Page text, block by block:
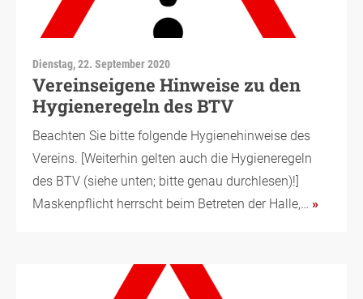
Dienstag, 22. September 2020
Vereinseigene Hinweise zu den
Hygieneregeln des BTV
Beachten Sie bitte folgende Hygienehinweise des
Vereins. [Weiterhin gelten auch die Hygieneregeln
des BTV (siehe unten; bitte genau durchlesen)!]
Maskenpflicht herrscht beim Betreten der Halle,… »